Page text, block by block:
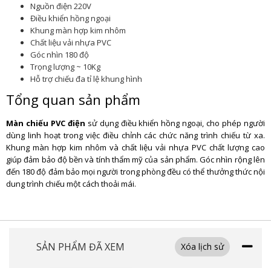
Nguồn điện 220V
Điều khiển hồng ngoại
Khung màn hợp kim nhôm
Chất liệu vải nhựa PVC
Góc nhìn 180 độ
Trọng lượng ~ 10Kg
Hỗ trợ chiếu đa tỉ lệ khung hình
Tổng quan sản phẩm
Màn chiếu PVC điện sử dụng điều khiển hồng ngoại, cho phép người
dùng linh hoạt trong việc điều chỉnh các chức năng trình chiếu từ xa.
Khung màn hợp kim nhôm và chất liệu vải nhựa PVC chất lượng cao
giúp đảm bảo độ bền và tính thẩm mỹ của sản phẩm. Góc nhìn rộng lên
đến 180 độ đảm bảo mọi người trong phòng đều có thể thưởng thức nội
dung trình chiếu một cách thoải mái.
SẢN PHẨM ĐÃ XEM Xóa lịch sử